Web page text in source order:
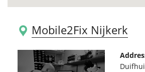
Mobile2Fix Nijkerk